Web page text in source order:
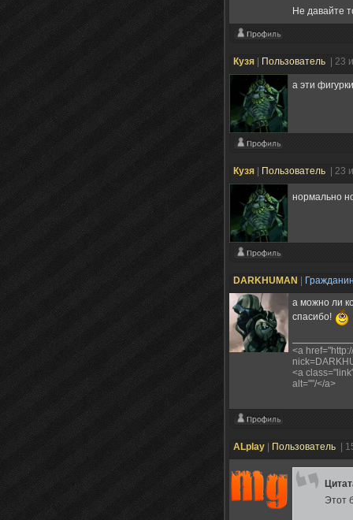
Не давайте
Кузя Пользователь | 23
а эти
Кузя Пользователь | 23
нормально
DARKHUMAN
а можно ли
спасибо!
<a
<a
alt=""/</a>
ALplay Пользователь |
Этот